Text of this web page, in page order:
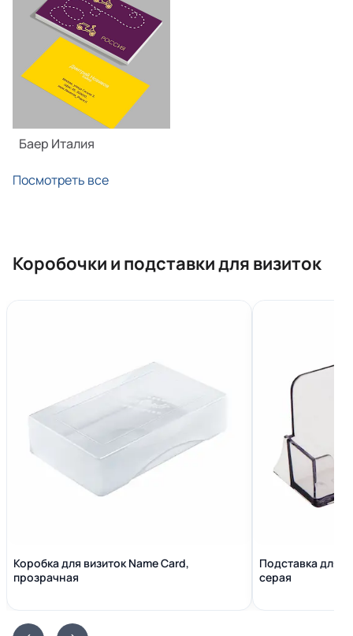
Баер Италия
Посмотреть все
Коробочки и подставки для визиток
Коробка для визиток Name Сard,
прозрачная
Подставка для
серая